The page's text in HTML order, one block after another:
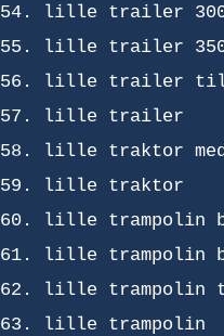
lille trailer
lille trailer
lille trailer
lille trailer
lille traktor
lille traktor
lille trampolin
lille trampolin
lille trampolin
lille trampolin